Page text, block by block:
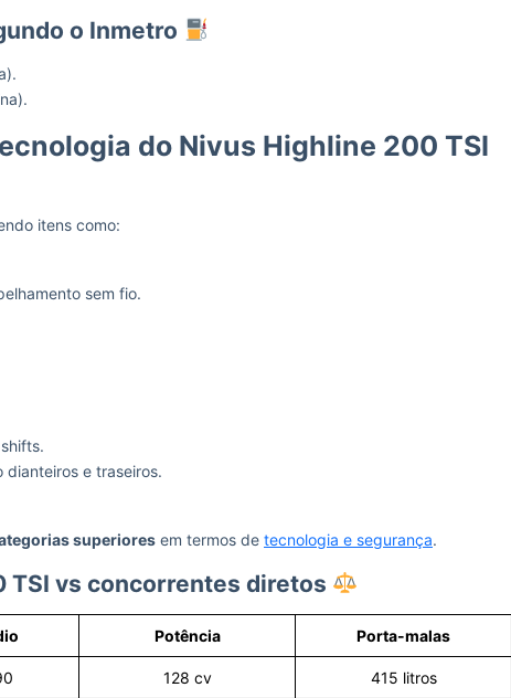
o Inmetro
do Nivus Highline 200 TSI
itens como:
sem fio.
dianteiros e traseiros.
superiores em termos de tecnologia e segurança.
TSI vs concorrentes diretos
Potência Porta-malas
128 cv 415 litros